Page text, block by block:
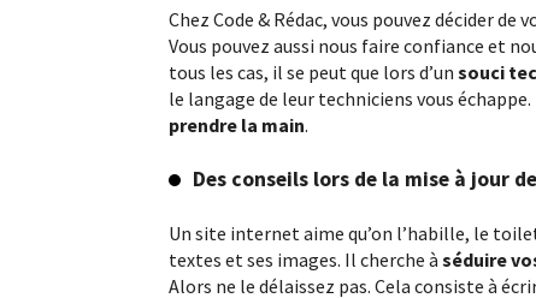
Chez Code & Rédac, vous pouvez décider de
Vous pouvez aussi nous faire confiance et
tous les cas, il se peut que lors d’un souci
le langage de leur techniciens vous
prendre la main.
Des conseils lors de la mise à jour
Un site internet aime qu’on l’habille, le
textes et ses images. Il cherche à séduire
Alors ne le délaissez pas. Cela consiste à